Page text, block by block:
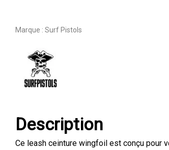
Marque : Surf Pistols
Description
Ce leash ceinture wingfoil est conçu pour